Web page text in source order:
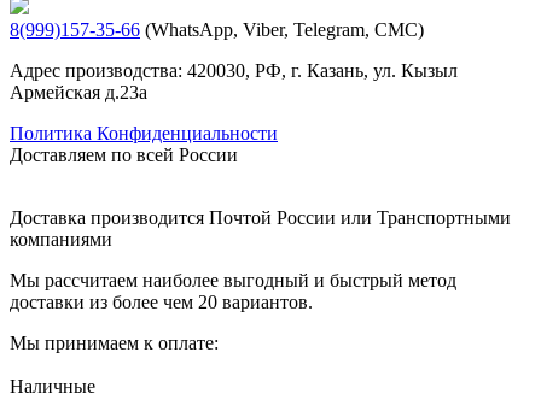
8(999)157-35-66 (WhatsApp, Viber, Telegram, СМС)
Адрес производства: 420030, РФ, г. Казань, ул. Кызыл
Армейская д.23а
Политика Конфиденциальности
Доставляем по всей России
Доставка производится Почтой России или Транспортными
компаниями
Мы рассчитаем наиболее выгодный и быстрый метод
доставки из более чем 20 вариантов.
Мы принимаем к оплате:
Наличные